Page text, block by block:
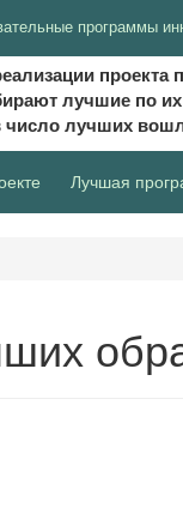
программы
проекта
лучшие по
число лучших
(current)
Лучшая